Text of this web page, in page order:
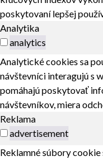
poskytovaní lepšej
Analytika
analytics
Analytické cookies sa
návštevníci interagujú s
pomáhajú poskytovať
návštevníkov, miera
Reklama
advertisement
Reklamné súbory